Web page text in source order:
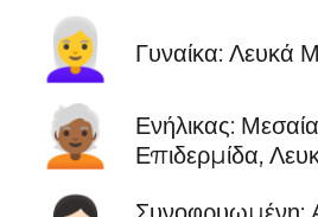
👩‍🦳 Γυναίκα: Λευκά
🧑🏾‍🦳
Ενήλικας:
Επιδερμίδα,